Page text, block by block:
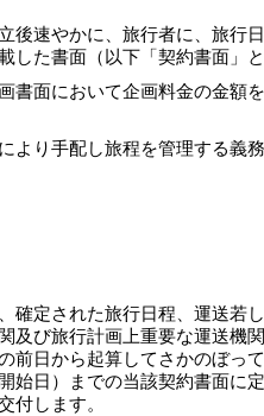
後速やかに、旅行者に、旅行
した書面（以下「契約書面」
書面において企画料金の金額
より手配し旅程を管理する義
確定された旅行日程、運送若
及び旅行計画上重要な運送機
前日から起算してさかのぼっ
始日）までの当該契約書面に
付します。